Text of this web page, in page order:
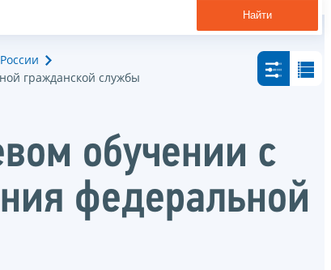
Найти
гражданской службы
обучении с
федеральной